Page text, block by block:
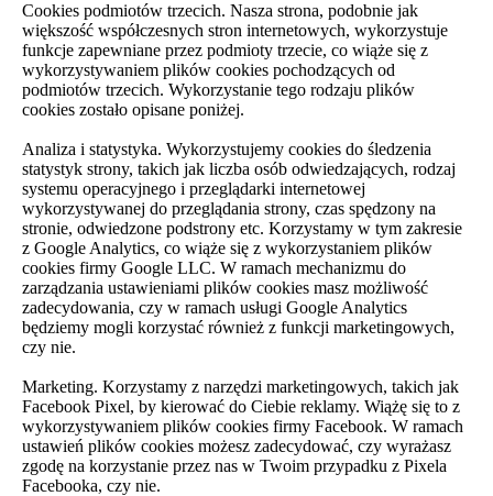
Cookies podmiotów trzecich. Nasza strona, podobnie jak
większość współczesnych stron internetowych, wykorzystuje
funkcje zapewniane przez podmioty trzecie, co wiąże się z
wykorzystywaniem plików cookies pochodzących od
podmiotów trzecich. Wykorzystanie tego rodzaju plików
cookies zostało opisane poniżej.
Analiza i statystyka. Wykorzystujemy cookies do śledzenia
statystyk strony, takich jak liczba osób odwiedzających, rodzaj
systemu operacyjnego i przeglądarki internetowej
wykorzystywanej do przeglądania strony, czas spędzony na
stronie, odwiedzone podstrony etc. Korzystamy w tym zakresie
z Google Analytics, co wiąże się z wykorzystaniem plików
cookies firmy Google LLC. W ramach mechanizmu do
zarządzania ustawieniami plików cookies masz możliwość
zadecydowania, czy w ramach usługi Google Analytics
będziemy mogli korzystać również z funkcji marketingowych,
czy nie.
Marketing. Korzystamy z narzędzi marketingowych, takich jak
Facebook Pixel, by kierować do Ciebie reklamy. Wiążę się to z
wykorzystywaniem plików cookies firmy Facebook. W ramach
ustawień plików cookies możesz zadecydować, czy wyrażasz
zgodę na korzystanie przez nas w Twoim przypadku z Pixela
Facebooka, czy nie.